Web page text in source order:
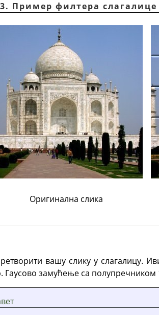
Пример филтера слагалице
Оригинална слика
вашу слику у слагалицу.
замућење са полупречником